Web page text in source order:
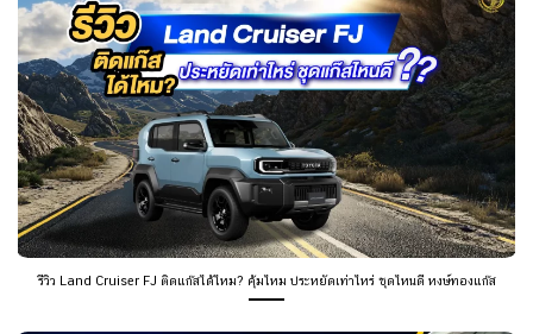
รีวิว Land Cruiser FJ ติดแก๊สได้ไหม? คุ้มไหม ประหยัดเท่าไหร่ ชุดไหนดี หงษ์ทองแก๊ส